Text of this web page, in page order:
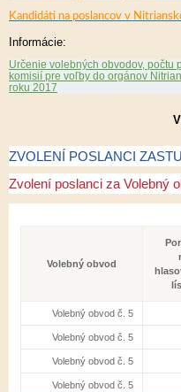
Kandidáti na poslancov v
Informácie:
Určenie volebných obvodov, počtu
komisií pre voľby do orgánov
roku 2017
ZVOLENÍ POSLANCI
Zvolení poslanci za Volebný
Volebný obvod
Volebný obvod č. 5
Volebný obvod č. 5
Volebný obvod č. 5
Volebný obvod č. 5